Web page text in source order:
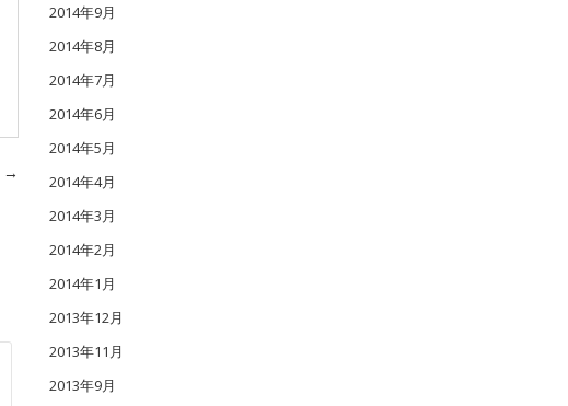
→
2014年9月
2014年8月
2014年7月
2014年6月
2014年5月
2014年4月
2014年3月
2014年2月
2014年1月
2013年12月
2013年11月
2013年9月